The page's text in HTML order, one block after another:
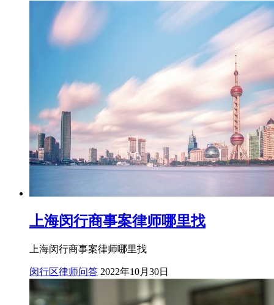
上海闵行商事案律师哪里找
上海闵行商事案律师哪里找
闵行区律师问答 2022年10月30日